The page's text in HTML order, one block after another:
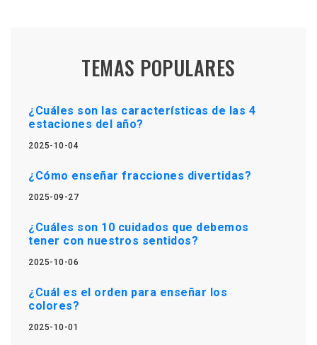
TEMAS POPULARES
¿Cuáles son las características de las 4
estaciones del año?
2025-10-04
¿Cómo enseñar fracciones divertidas?
2025-09-27
¿Cuáles son 10 cuidados que debemos
tener con nuestros sentidos?
2025-10-06
¿Cuál es el orden para enseñar los
colores?
2025-10-01